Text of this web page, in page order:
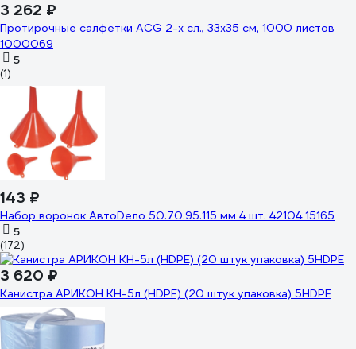
3 262 ₽
Протирочные салфетки ACG 2-х сл., 33х35 см, 1000 листов
1000069
5
(1)
143 ₽
Набор воронок АвтоDело 50.70.95.115 мм 4 шт. 42104 15165
5
(172)
3 620 ₽
Канистра АРИКОН КН-5л (HDPE) (20 штук упаковка) 5HDPE